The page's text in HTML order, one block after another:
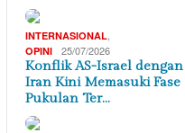
INTERNASIONAL
OPINI 25/07/2026
Konflik AS-Israel dengan
Iran Kini Memasuki Fase
Pukulan Ter…